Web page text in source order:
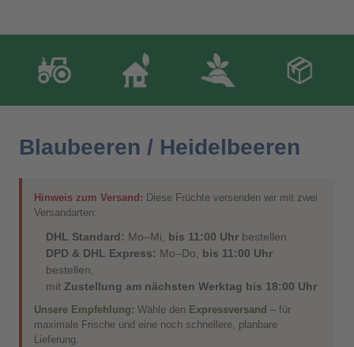
Blaubeeren / Heidelbeeren
Hinweis zum Versand: Diese Früchte versenden wir mit zwei
Versandarten:
DHL Standard: Mo–Mi, bis 11:00 Uhr bestellen
DPD & DHL Express: Mo–Do, bis 11:00 Uhr
bestellen,
mit Zustellung am nächsten Werktag bis 18:00 Uhr
Unsere Empfehlung: Wähle den Expressversand – für
maximale Frische und eine noch schnellere, planbare
Lieferung.